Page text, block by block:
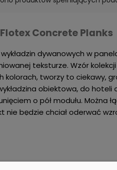
Concrete Planks
dywanowych w
teksturze. Wzór
tworzy to ciekawy,
obiektowa, do hoteli
o pół modułu. Można
będzie chciał oderwać